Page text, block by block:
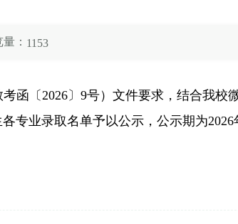
： 1153
函〔2026〕9号）文件要求，结合我校
专业录取名单予以公示，公示期为2026